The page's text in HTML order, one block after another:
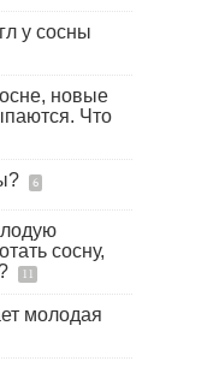
у сосны
новые
Что
6
сосну,
11
молодая